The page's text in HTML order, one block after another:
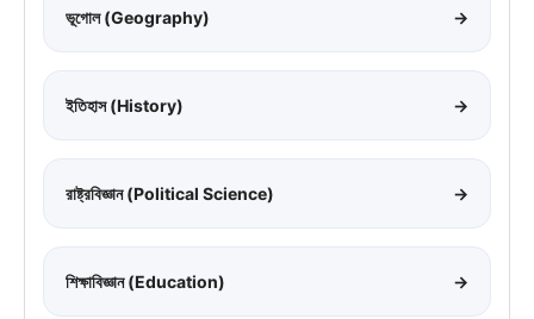
ভূগোল (Geography) →
ইতিহাস (History) →
রাষ্ট্রবিজ্ঞান (Political Science) →
শিক্ষাবিজ্ঞান (Education) →